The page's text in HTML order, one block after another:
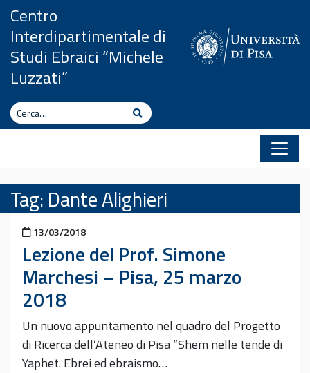
Vai al contenuto
Centro
Interdipartimentale di
Studi Ebraici “Michele
Luzzati”
Cerca Cerca
Tag: Dante Alighieri
Pubblicato il
13/03/2018
Lezione del Prof. Simone
Marchesi – Pisa, 25 marzo
2018
Un nuovo appuntamento nel quadro del Progetto
di Ricerca dell’Ateneo di Pisa “Shem nelle tende di
Yaphet. Ebrei ed ebraismo…